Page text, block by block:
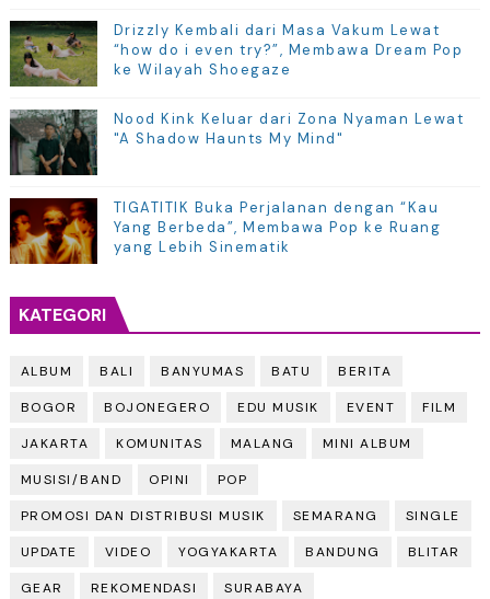
Drizzly Kembali dari Masa Vakum Lewat
“how do i even try?”, Membawa Dream Pop
ke Wilayah Shoegaze
Nood Kink Keluar dari Zona Nyaman Lewat
"A Shadow Haunts My Mind"
TIGATITIK Buka Perjalanan dengan “Kau
Yang Berbeda”, Membawa Pop ke Ruang
yang Lebih Sinematik
KATEGORI
ALBUM BALI BANYUMAS BATU BERITA
BOGOR BOJONEGERO EDU MUSIK EVENT FILM
JAKARTA KOMUNITAS MALANG MINI ALBUM
MUSISI/BAND OPINI POP
PROMOSI DAN DISTRIBUSI MUSIK SEMARANG SINGLE
UPDATE VIDEO YOGYAKARTA BANDUNG BLITAR
GEAR REKOMENDASI SURABAYA